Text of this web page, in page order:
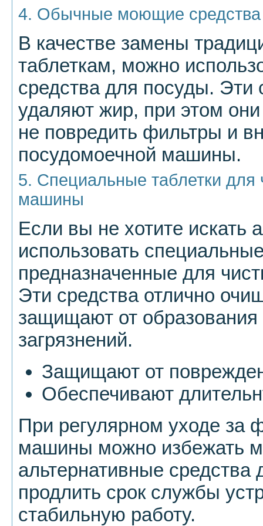
4. Обычные моющие
В качестве замены
таблеткам, можно
средства для посуды. Эти
удаляют жир, при этом
не повредить фильтры и
посудомоечной машины.
5. Специальные таблетки для
машины
Если вы не хотите искать
использовать
предназначенные для
Эти средства отлично
защищают от образования
загрязнений.
Защищают от
Обеспечивают
При регулярном уходе за
машины можно избежать
альтернативные средства
продлить срок службы
стабильную работу.